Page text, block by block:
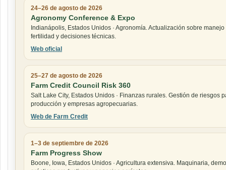
24–26 de agosto de 2026
Agronomy Conference & Expo
Indianápolis, Estados Unidos · Agronomía. Actualización sobre
fertilidad y decisiones técnicas.
Web oficial
25–27 de agosto de 2026
Farm Credit Council Risk 360
Salt Lake City, Estados Unidos · Finanzas rurales. Gestión de riesgos
producción y empresas agropecuarias.
Web de Farm Credit
1–3 de septiembre de 2026
Farm Progress Show
Boone, Iowa, Estados Unidos · Agricultura extensiva. Maquinaria,